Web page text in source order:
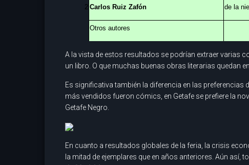
2 Carlos Ruiz Zafón
de la
Otros autores
A la vista de estos resultados se podrían extraer varias
un libro. O que muchas buenas obras literarias quedan
Es significativa también la diferencia en las preferencias
más vendidos fueron cómics, en Getafe se prefiere la
Getafe Negro.
En cuanto a resultados globales de la feria, la crisis
la mitad de ejemplares que en años anteriores. Aún así,